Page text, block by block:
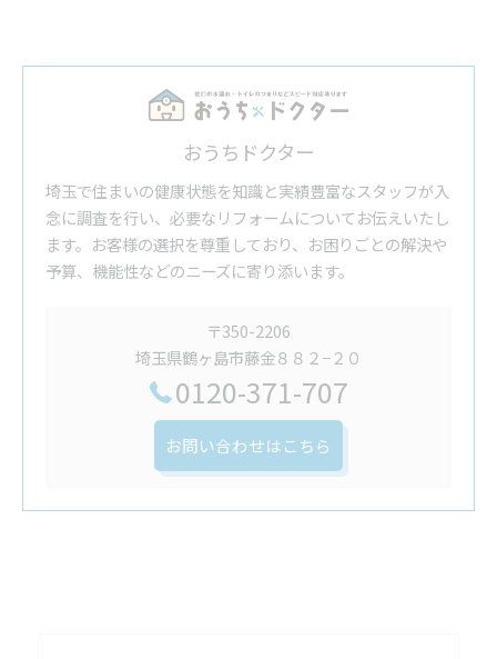
おうちドクター
埼玉で住まいの健康状態を知識と実績豊富なスタッフが入
念に調査を行い、必要なリフォームについてお伝えいたし
ます。お客様の選択を尊重しており、お困りごとの解決や
予算、機能性などのニーズに寄り添います。
〒350-2206
埼玉県鶴ヶ島市藤金８８２−２０
0120-371-707
お問い合わせはこちら